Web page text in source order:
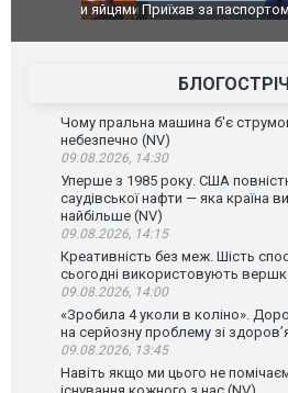
яйцямиПриїхав за паспортом та
зіркового футболіста
Чому пральна машина б'є
небезпечно (NV)
09.08.2026, 14:30
Уперше з 1985 року. США
саудівської нафти — яка країна
найбільше (NV)
09.08.2026, 14:15
Креативність без меж. Шість
сьогодні використовують
09.08.2026, 14:00
«Зробила 4 уколи в коліно».
на серйозну проблему зі
09.08.2026, 13:45
Навіть якщо ми цього не